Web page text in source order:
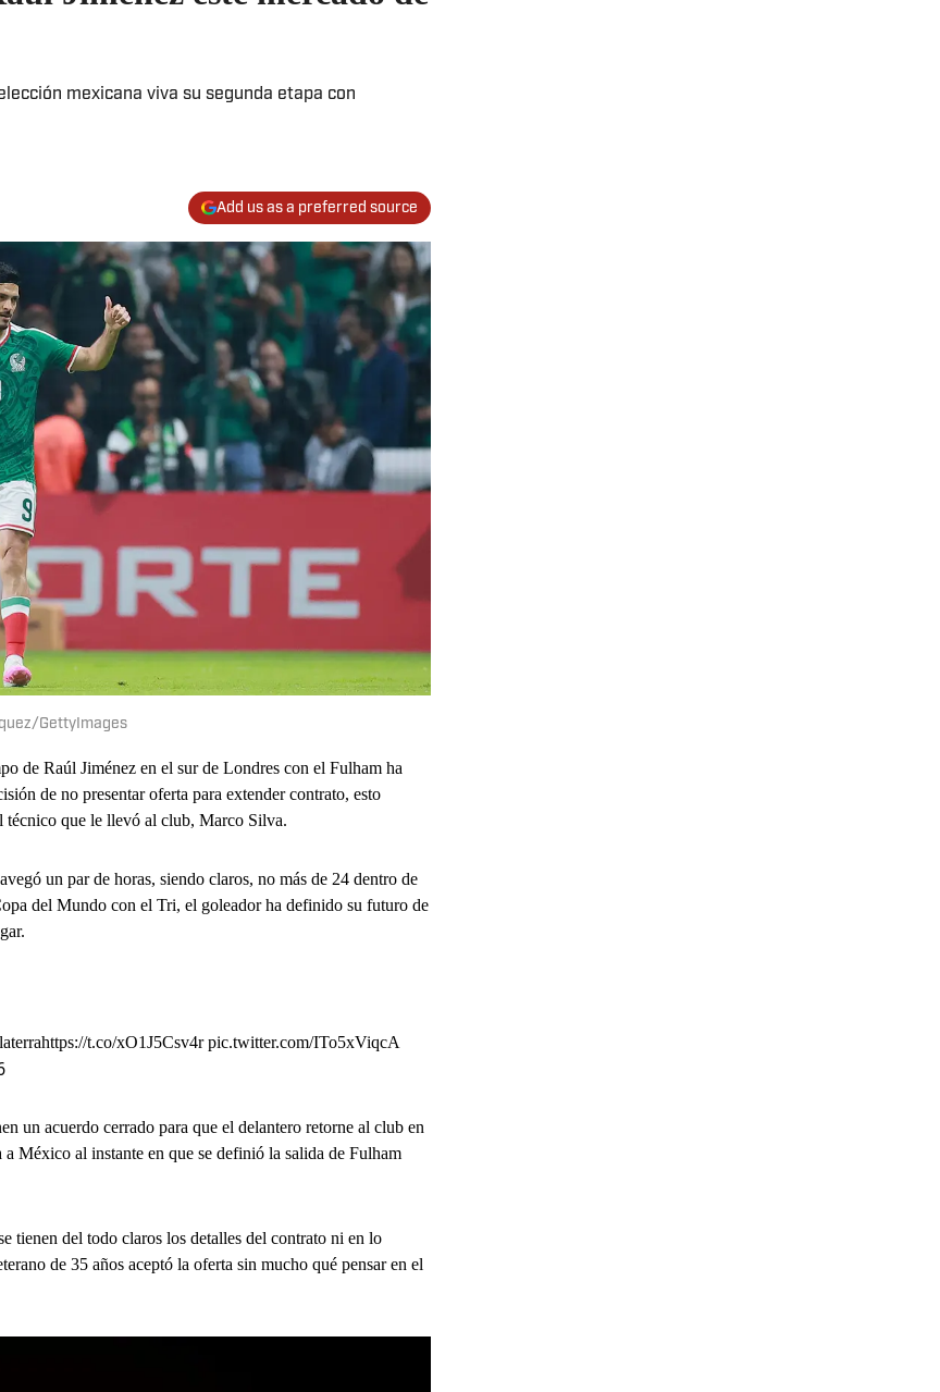
mexicana viva su segunda etapa con
Add us as a preferred source
GettyImages
de Raúl Jiménez en el sur de Londres con el Fulham ha
de no presentar oferta para extender contrato, esto
técnico que le llevó al club, Marco Silva.
un par de horas, siendo claros, no más de 24 dentro de
del Mundo con el Tri, el goleador ha definido su futuro de
https://t.co/xO1J5Csv4r pic.twitter.com/ITo5xViqcA
un acuerdo cerrado para que el delantero retorne al club en
México al instante en que se definió la salida de Fulham
tienen del todo claros los detalles del contrato ni en lo
de 35 años aceptó la oferta sin mucho qué pensar en el